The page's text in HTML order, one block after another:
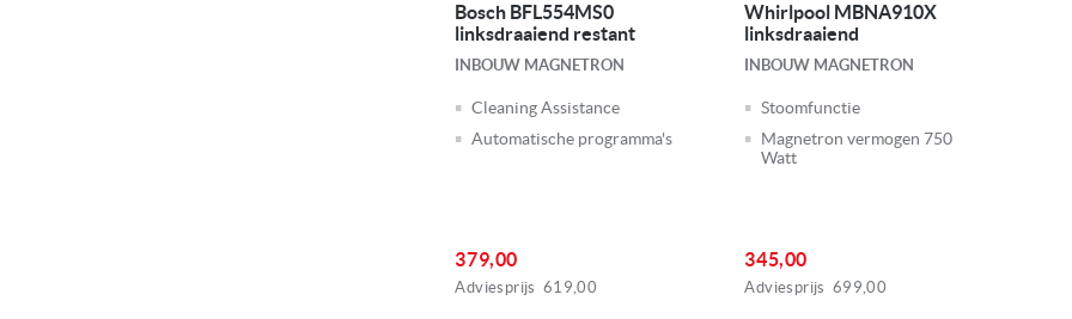
Bosch BFL554MS0
linksdraaiend restant
INBOUW MAGNETRON
Cleaning Assistance
Automatische programma's
379,00
Adviesprijs 619,00
Whirlpool MBNA910X
linksdraaiend
INBOUW MAGNETRON
Stoomfunctie
Magnetron vermogen 750
Watt
345,00
Adviesprijs 699,00